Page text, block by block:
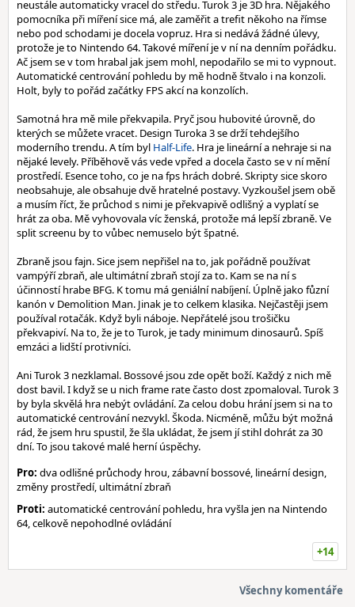
neustále automaticky vracel do středu. Turok 3 je 3D hra. Nějakého
pomocníka při míření sice má, ale zaměřit a trefit někoho na římse
nebo pod schodami je docela vopruz. Hra si nedává žádné úlevy,
protože je to Nintendo 64. Takové míření je v ní na denním pořádku.
Ač jsem se v tom hrabal jak jsem mohl, nepodařilo se mi to vypnout.
Automatické centrování pohledu by mě hodně štvalo i na konzoli.
Holt, byly to pořád začátky FPS akcí na konzolích.
Samotná hra mě mile překvapila. Pryč jsou hubovité úrovně, do
kterých se můžete vracet. Design Turoka 3 se drží tehdejšího
moderního trendu. A tím byl Half-Life. Hra je lineární a nehraje si na
nějaké levely. Příběhově vás vede vpřed a docela často se v ní mění
prostředí. Esence toho, co je na fps hrách dobré. Skripty sice skoro
neobsahuje, ale obsahuje dvě hratelné postavy. Vyzkoušel jsem obě
a musím říct, že průchod s nimi je překvapivě odlišný a vyplatí se
hrát za oba. Mě vyhovovala víc ženská, protože má lepší zbraně. Ve
split screenu by to vůbec nemuselo být špatné.
Zbraně jsou fajn. Sice jsem nepřišel na to, jak pořádně používat
vampýří zbraň, ale ultimátní zbraň stojí za to. Kam se na ní s
účinností hrabe BFG. K tomu má geniální nabíjení. Úplně jako fůzní
kanón v Demolition Man. Jinak je to celkem klasika. Nejčastěji jsem
používal rotačák. Když byli náboje. Nepřátelé jsou trošičku
překvapiví. Na to, že je to Turok, je tady minimum dinosaurů. Spíš
emzáci a lidští protivníci.
Ani Turok 3 nezklamal. Bossové jsou zde opět boží. Každý z nich mě
dost bavil. I když se u nich frame rate často dost zpomaloval. Turok 3
by byla skvělá hra nebýt ovládání. Za celou dobu hrání jsem si na to
automatické centrování nezvykl. Škoda. Nicméně, můžu být možná
rád, že jsem hru spustil, že šla ukládat, že jsem jí stihl dohrát za 30
dní. To jsou takové malé herní úspěchy.
Pro: dva odlišné průchody hrou, zábavní bossové, lineární design,
změny prostředí, ultimátní zbraň
Proti: automatické centrování pohledu, hra vyšla jen na Nintendo
64, celkově nepohodlné ovládání
+14
Všechny komentáře